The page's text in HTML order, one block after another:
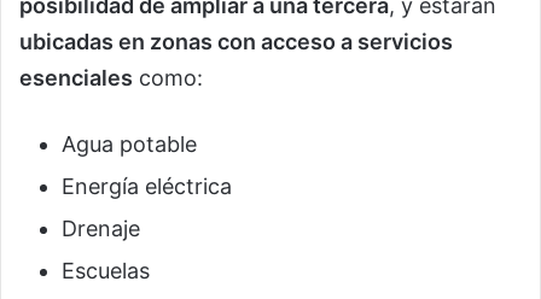
posibilidad de ampliar a una tercera, y estarán
ubicadas en zonas con acceso a servicios
esenciales como:
Agua potable
Energía eléctrica
Drenaje
Escuelas